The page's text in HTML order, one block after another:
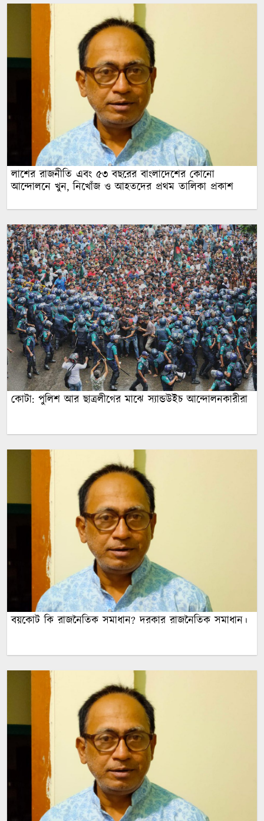
লাশের রাজনীতি এবং ৫৩ বছরের বাংলাদেশের কোনো
আন্দোলনে খুন, নিখোঁজ ও আহতদের প্রথম তালিকা প্রকাশ
কোটা: পুলিশ আর ছাত্রলীগের মাঝে স্যান্ডউইচ আন্দোলনকারীরা
বয়কোট কি রাজনৈতিক সমাধান? দরকার রাজনৈতিক সমাধান।